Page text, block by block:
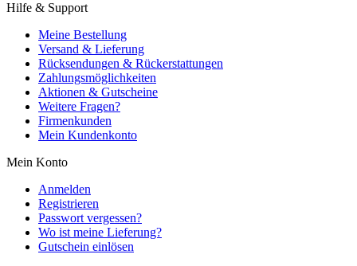
Hilfe & Support
Meine Bestellung
Versand & Lieferung
Rücksendungen & Rückerstattungen
Zahlungsmöglichkeiten
Aktionen & Gutscheine
Weitere Fragen?
Firmenkunden
Mein Kundenkonto
Mein Konto
Anmelden
Registrieren
Passwort vergessen?
Wo ist meine Lieferung?
Gutschein einlösen